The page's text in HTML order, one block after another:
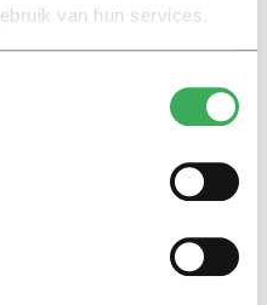
van hun services.
uitlaat op